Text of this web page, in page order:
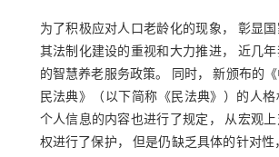
为了积极应对人口老龄化的现象， 彰显
其法制化建设的重视和大力推进， 近几
的智慧养老服务政策。 同时， 新颁布的
民法典》（以下简称《民法典》）的人
个人信息的内容也进行了规定， 从宏观
权进行了保护， 但是仍缺乏具体的针对性